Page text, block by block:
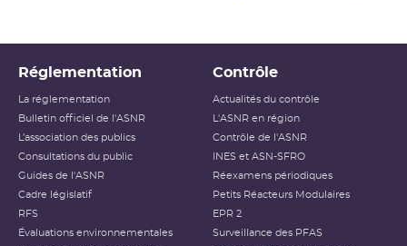
Réglementation
La réglementation
Bulletin officiel de l'ASNR
L’association des publics
Consultations du public
Guides de l'ASNR
Cadre législatif
RFS
Évaluations environnementales
Contrôle
Actualités du contrôle
L'ASNR en région
Contrôle de l'ASNR
INES et ASN-SFRO
Réexamens périodiques
Petits Réacteurs Modulaires
EPR 2
Surveillance des PFAS